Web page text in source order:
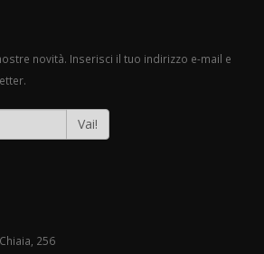
novità. Inserisci il tuo indirizzo e-mail e
Vai!
256